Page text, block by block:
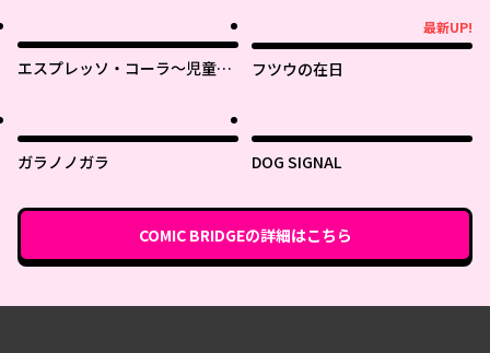
エスプレッソ・コーラ～児童発
最新UP!
フツウの在日
ガラノノガラ DOG SIGNAL
COMIC BRIDGEの詳細はこちら